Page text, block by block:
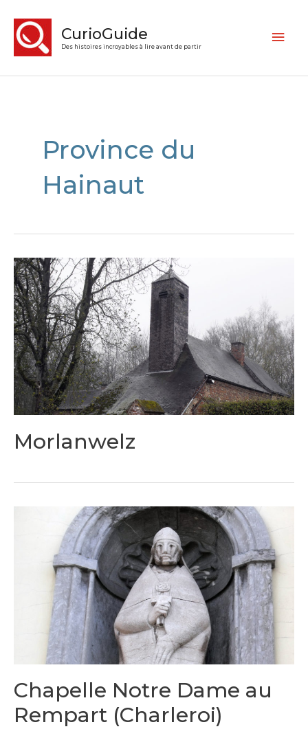
CurioGuide
Des histoires incroyables à lire avant de partir
Province du
Hainaut
Morlanwelz
Chapelle Notre Dame au
Rempart (Charleroi)